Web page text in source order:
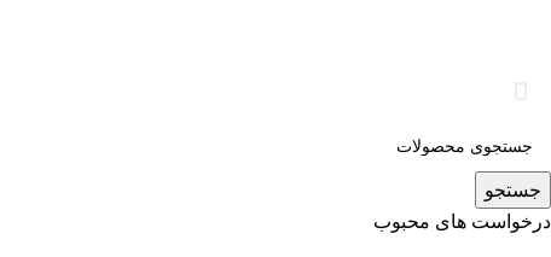
جستجو
درخواست های محبوب